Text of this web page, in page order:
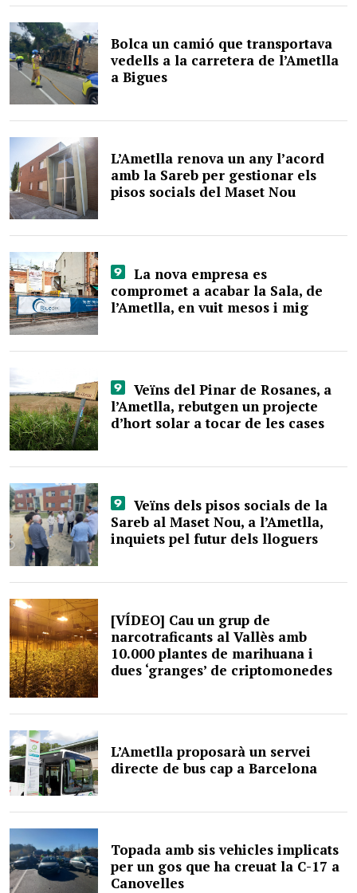
Bolca un camió que transportava
vedells a la carretera de l’Ametlla
a Bigues
L’Ametlla renova un any l’acord
amb la Sareb per gestionar els
pisos socials del Maset Nou
La nova empresa es
compromet a acabar la Sala, de
l’Ametlla, en vuit mesos i mig
Veïns del Pinar de Rosanes, a
l’Ametlla, rebutgen un projecte
d’hort solar a tocar de les cases
Veïns dels pisos socials de la
Sareb al Maset Nou, a l’Ametlla,
inquiets pel futur dels lloguers
[VÍDEO] Cau un grup de
narcotraficants al Vallès amb
10.000 plantes de marihuana i
dues ‘granges’ de criptomonedes
L’Ametlla proposarà un servei
directe de bus cap a Barcelona
Topada amb sis vehicles implicats
per un gos que ha creuat la C-17 a
Canovelles